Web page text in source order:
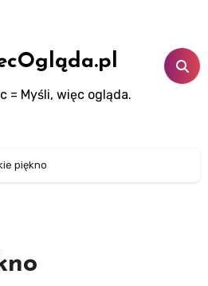
= Myśli, więc ogląda.
piękno